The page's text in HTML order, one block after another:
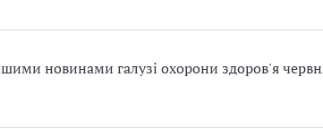
новинами галузі охорони здоров'я